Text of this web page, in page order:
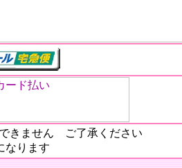
きません ご了承ください
・郵送のみになります